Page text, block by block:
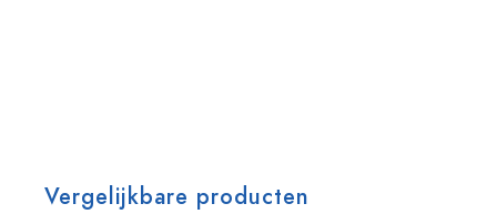
Vergelijkbare producten